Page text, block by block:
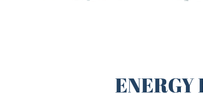
ENERGY